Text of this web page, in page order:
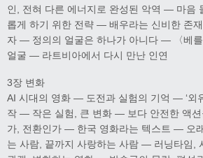
인, 전혀 다른 에너지로 완성된 악역 — 마음
롭게 하기 위한 전략 — 배우라는 신비한 존
자 — 정의의 얼굴은 하나가 아니다 — 〈베
얼굴 — 라트비아에서 다시 만난 인연
3장 변화
AI 시대의 영화 — 도전과 실험의 기억 — ‘외
작 — 작은 실험, 큰 변화 — 보다 안전한 액
가, 전환인가 — 한국 영화라는 텍스트 — 오
는 사람, 끝까지 사랑하는 사람 — 러닝타임,